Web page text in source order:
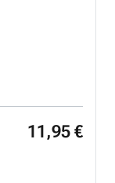
11 ,95 €